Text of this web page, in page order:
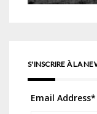
S'INSCRIRE À LA
Email Address*